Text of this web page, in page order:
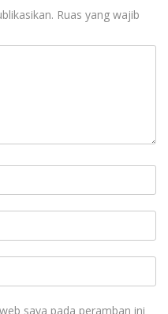
Ruas yang wajib
saya pada peramban ini